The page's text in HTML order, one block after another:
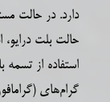
دارد. در حالت
حالت بلت
استفاده از
گرام‌های